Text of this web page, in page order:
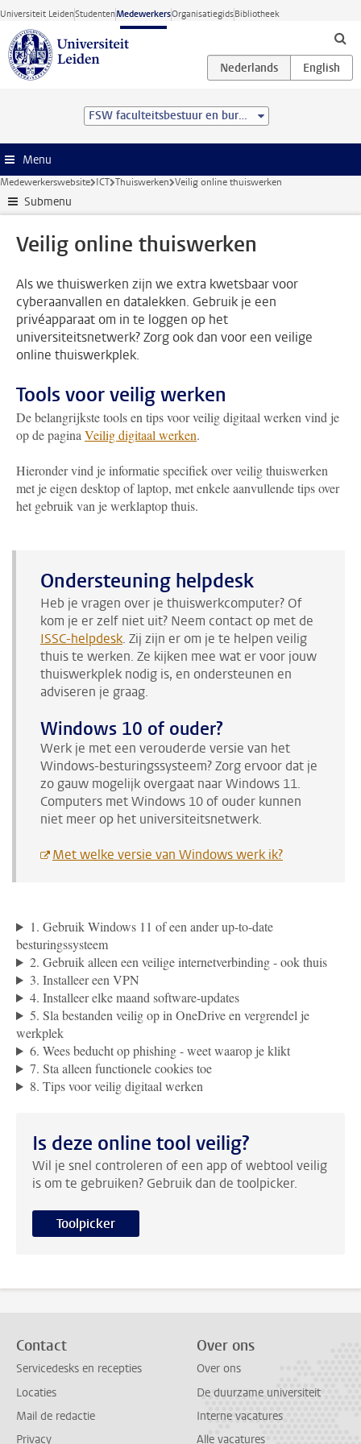
Ga direct naar de inhoud
Universiteit LeidenStudentenMedewerkersOrganisatiegidsBibliotheek
FSW faculteitsbestuur en bureau
Menu
Medewerkerswebsite ICT Thuiswerken Veilig online thuiswerken
Submenu
Veilig online thuiswerken
Als we thuiswerken zijn we extra kwetsbaar voor
cyberaanvallen en datalekken. Gebruik je een
privéapparaat om in te loggen op het
universiteitsnetwerk? Zorg ook dan voor een veilige
online thuiswerkplek.
Tools voor veilig werken
De belangrijkste tools en tips voor veilig digitaal werken vind je
op de pagina Veilig digitaal werken.
Hieronder vind je informatie specifiek over veilig thuiswerken
met je eigen desktop of laptop, met enkele aanvullende tips over
het gebruik van je werklaptop thuis.
Ondersteuning helpdesk
Heb je vragen over je thuiswerkcomputer? Of
kom je er zelf niet uit? Neem contact op met de
ISSC-helpdesk. Zij zijn er om je te helpen veilig
thuis te werken. Ze kijken mee wat er voor jouw
thuiswerkplek nodig is, en ondersteunen en
adviseren je graag.
Windows 10 of ouder?
Werk je met een verouderde versie van het
Windows-besturingssysteem? Zorg ervoor dat je
zo gauw mogelijk overgaat naar Windows 11.
Computers met Windows 10 of ouder kunnen
niet meer op het universiteitsnetwerk.
Met welke versie van Windows werk ik?
1. Gebruik Windows 11 of een ander up-to-date
besturingssysteem
2. Gebruik alleen een veilige internetverbinding - ook thuis
3. Installeer een VPN
4. Installeer elke maand software-updates
5. Sla bestanden veilig op in OneDrive en vergrendel je
werkplek
6. Wees beducht op phishing - weet waarop je klikt
7. Sta alleen functionele cookies toe
8. Tips voor veilig digitaal werken
Is deze online tool veilig?
Wil je snel controleren of een app of webtool veilig
is om te gebruiken? Gebruik dan de toolpicker.
Toolpicker
Contact
Servicedesks en recepties
Locaties
Mail de redactie
Privacy
Over ons
Over ons
De duurzame universiteit
Interne vacatures
Alle vacatures